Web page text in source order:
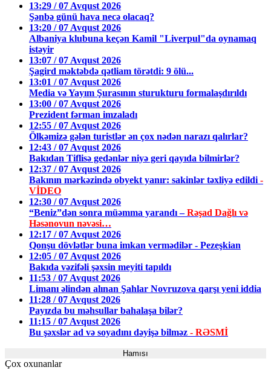
13:29 / 07 Avqust 2026
Şənbə günü hava necə olacaq?
13:20 / 07 Avqust 2026
Albaniya klubuna keçən Kamil "Liverpul"da oynamaq
istəyir
13:07 / 07 Avqust 2026
Şagird məktəbdə qətliam törətdi: 9 ölü...
13:01 / 07 Avqust 2026
Media və Yayım Şurasının sturukturu formalaşdırıldı
13:00 / 07 Avqust 2026
Prezident fərman imzaladı
12:55 / 07 Avqust 2026
Ölkəmizə gələn turistlər ən çox nədən narazı qalırlar?
12:43 / 07 Avqust 2026
Bakıdan Tiflisə gedənlər niyə geri qayıda bilmirlər?
12:37 / 07 Avqust 2026
Bakının mərkəzində obyekt yanır: sakinlər təxliyə edildi -
VİDEO
12:30 / 07 Avqust 2026
“Beniz”dən sonra müəmma yarandı –Rəşad Dağlı və
Həsənovun nəvəsi…
12:17 / 07 Avqust 2026
Qonşu dövlətlər buna imkan vermədilər - Pezeşkian
12:05 / 07 Avqust 2026
Bakıda vəzifəli şəxsin meyiti tapıldı
11:53 / 07 Avqust 2026
Limanı əlindən alınan Şahlar Novruzova qarşı yeni iddia
11:28 / 07 Avqust 2026
Payızda bu məhsullar bahalaşa bilər?
11:15 / 07 Avqust 2026
Bu şəxslər ad və soyadını dəyişə bilməz - RƏSMİ
Hamısı
Çox oxunanlar